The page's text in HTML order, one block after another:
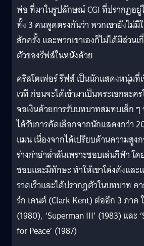
พ่อ ที่มาในรูปลักษณ์ CGI ที่ปรากฏอยู่
ทั้ง 3 คนพูดตรงกันว่า พวกเขายังไม่มี
สักครั้ง และพวกเขาเองก็ไม่ได้มีส่วน
ตัวของรีฟส์ในหนังด้วย
คริสโตเฟอร์ รีฟส์ เป็นนักแสดงหนุ่มที่
เวที ก่อนจะได้เข้ามาเป็นพระเอกละค
จอเงินด้วยการรับบทบาทสมทบเล็ก
ได้รับการคัดเลือกจากนักแสดงกว่า
แมน เนื่องจากได้เปรียบด้านความสูง
ร่างกำยำล่ำสันเพราะชอบเล่นกีฬา โ
ชอบและมีทักษะ ทำให้เขาโด่งดังแล
รวดเร็วและได้ปรากฏตัวในบทบาท
ร์ก เคนต์ (Clark Kent) ต่ออีก 3 ภาค
(1980), ‘Superman III’ (1983) และ
for Peace’ (1987)